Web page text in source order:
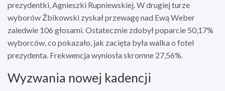
prezydentki, Agnieszki Rupniewskiej. W drugiej turze
wyborów Żbikowski zyskał przewagę nad Ewą Weber
zaledwie 106 głosami. Ostatecznie zdobył poparcie 50,17%
wyborców, co pokazało, jak zacięta była walka o fotel
prezydenta. Frekwencja wyniosła skromne 27,56%.
Wyzwania nowej kadencji